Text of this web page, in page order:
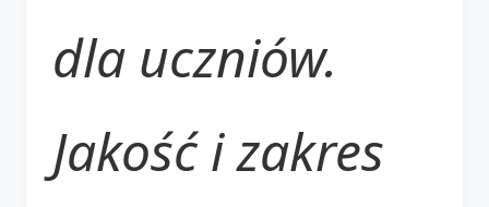
dla uczniów.
Jakość i zakres